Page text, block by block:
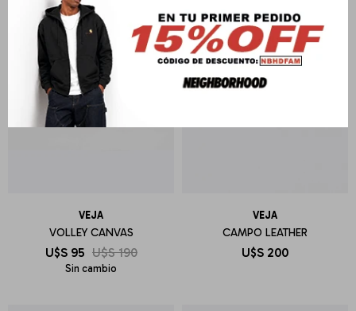
VEJA
VOLLEY CANVAS
U$S 95 U$S 190
Sin cambio
VEJA
CAMPO LEATHER
U$S 200